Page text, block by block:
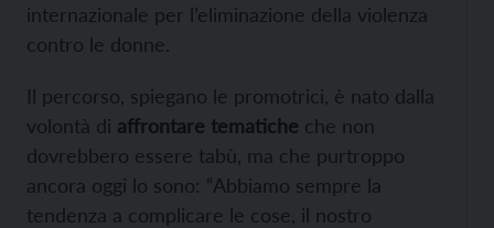
internazionale per l’eliminazione della violenza
contro le donne.
Il percorso, spiegano le promotrici, è nato dalla
volontà di affrontare tematiche che non
dovrebbero essere tabù, ma che purtroppo
ancora oggi lo sono: “Abbiamo sempre la
tendenza a complicare le cose, il nostro